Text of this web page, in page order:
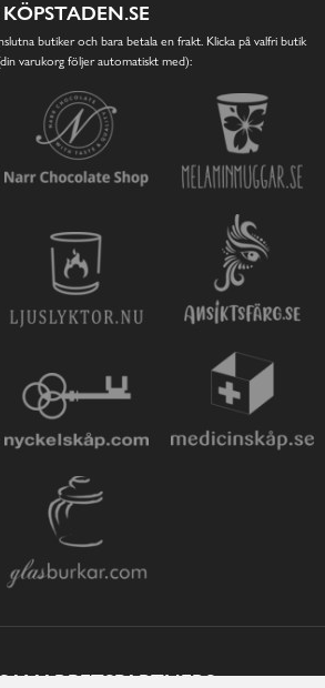
KÖPSTADEN.SE
butiker och bara betala en frakt. Klicka på valfri butik
varukorg följer automatiskt med):